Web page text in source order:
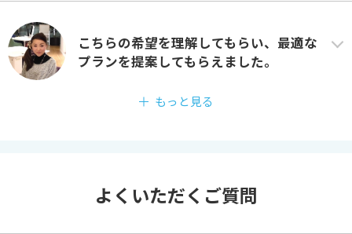
こちらの希望を理解してもらい、最適な
プランを提案してもらえました。
もっと見る
よくいただくご質問